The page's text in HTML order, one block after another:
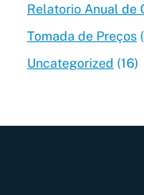
Relatorio Anual de
Tomada de Preços
Uncategorized (16)